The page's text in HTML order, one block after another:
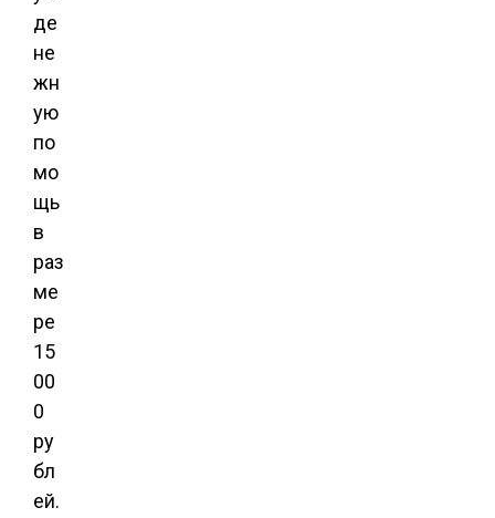
де
не
жн
ую
по
мо
щь
в
раз
ме
ре
15
00
0
ру
бл
ей.